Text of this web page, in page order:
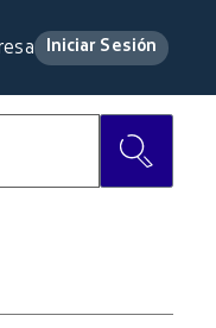
Iniciar Sesión